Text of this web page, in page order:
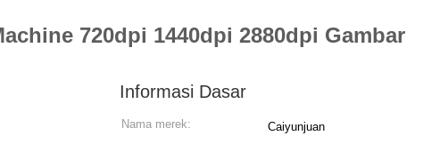
720dpi 1440dpi 2880dpi Gambar
Informasi Dasar
Nama merek: Caiyunjuan